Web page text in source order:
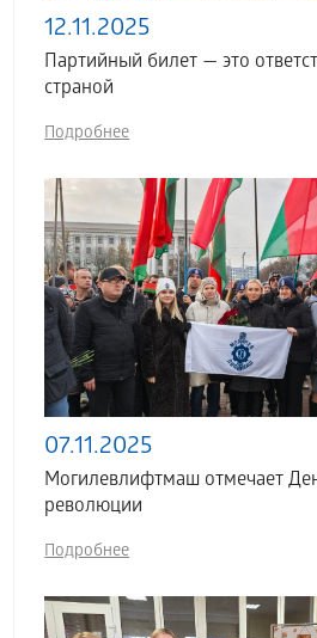
12.11.2025
Партийный билет — это
страной
Подробнее
07.11.2025
Могилевлифтмаш отмечает
революции
Подробнее